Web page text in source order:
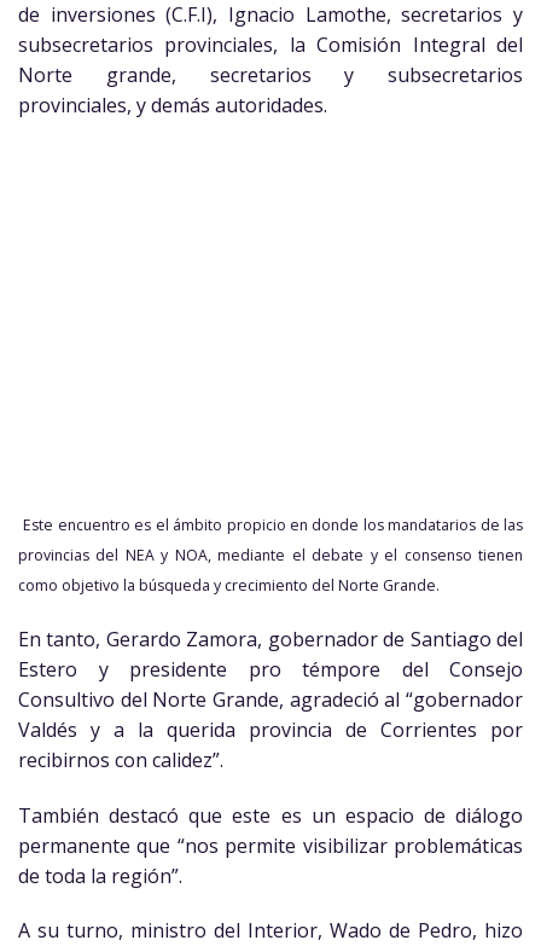
de inversiones (C.F.I), Ignacio Lamothe, secretarios y
subsecretarios provinciales, la Comisión Integral del
Norte grande, secretarios y subsecretarios
provinciales, y demás autoridades.
Este encuentro es el ámbito propicio en donde los mandatarios de las
provincias del NEA y NOA, mediante el debate y el consenso tienen
como objetivo la búsqueda y crecimiento del Norte Grande.
En tanto, Gerardo Zamora, gobernador de Santiago del
Estero y presidente pro témpore del Consejo
Consultivo del Norte Grande, agradeció al “gobernador
Valdés y a la querida provincia de Corrientes por
recibirnos con calidez”.
También destacó que este es un espacio de diálogo
permanente que “nos permite visibilizar problemáticas
de toda la región”.
A su turno, ministro del Interior, Wado de Pedro, hizo